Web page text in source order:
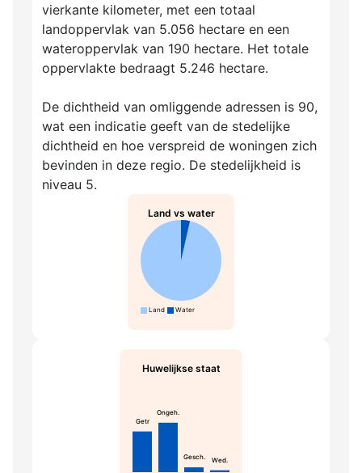
vierkante kilometer, met een totaal
landoppervlak van 5.056 hectare en een
wateroppervlak van 190 hectare. Het totale
oppervlakte bedraagt 5.246 hectare.
De dichtheid van omliggende adressen is 90,
wat een indicatie geeft van de stedelijke
dichtheid en hoe verspreid de woningen zich
bevinden in deze regio. De stedelijkheid is
niveau 5.
Land vs water
Land Water
Huwelijkse staat
Getr
Ongeh.
Gesch. Wed.